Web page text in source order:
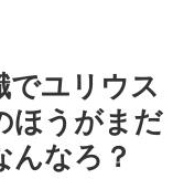
でユリウス
ほうがまだ
んなろ？